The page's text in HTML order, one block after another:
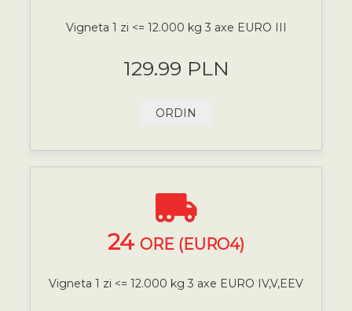
Vigneta 1 zi <= 12.000 kg 3 axe EURO III
129.99 PLN
ORDIN
24 ORE (EURO4)
Vigneta 1 zi <= 12.000 kg 3 axe EURO IV,V,EEV